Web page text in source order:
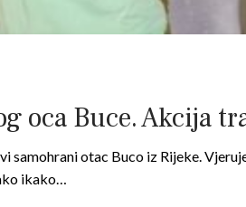
oca Buce. Akcija
otac Buco iz Rijeke.
ikako…